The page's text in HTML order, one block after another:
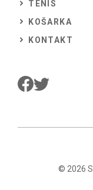
TENIS
KOŠARKA
KONTAKT
© 2026